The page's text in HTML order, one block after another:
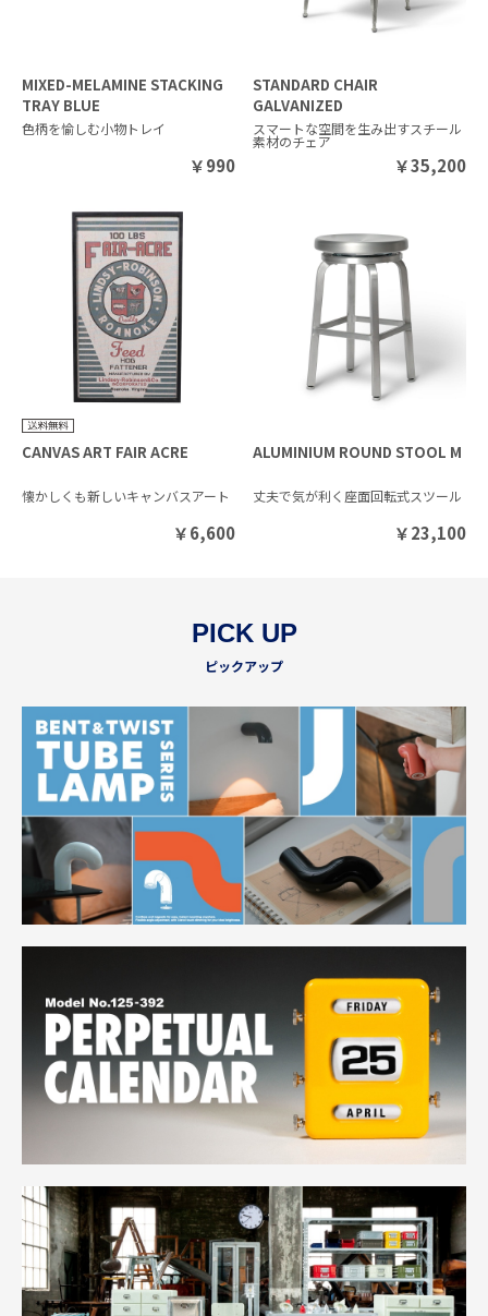
MIXED-MELAMINE STACKING
TRAY BLUE
色柄を愉しむ小物トレイ
￥990
STANDARD CHAIR
GALVANIZED
スマートな空間を生み出すスチール
素材のチェア
￥35,200
CANVAS ART FAIR ACRE
懐かしくも新しいキャンバスアート
￥6,600
ALUMINIUM ROUND STOOL M
丈夫で気が利く座面回転式スツール
￥23,100
PICK UP
ピックアップ